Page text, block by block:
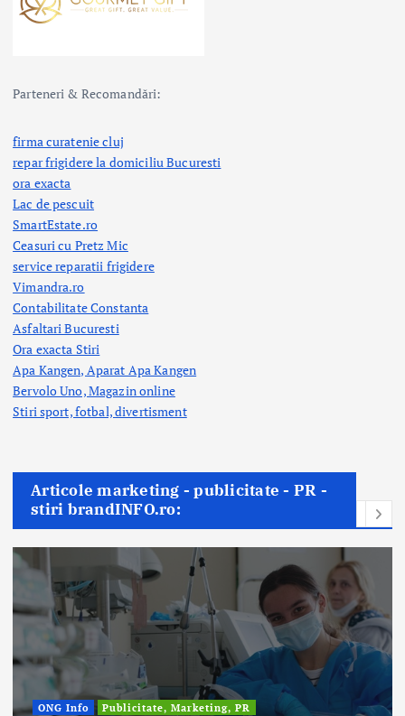
Parteneri & Recomandări:
firma curatenie cluj
repar frigidere la domiciliu Bucuresti
ora exacta
Lac de pescuit
SmartEstate.ro
Ceasuri cu Pretz Mic
service reparatii frigidere
Vimandra.ro
Contabilitate Constanta
Asfaltari Bucuresti
Ora exacta Stiri
Apa Kangen, Aparat Apa Kangen
Bervolo Uno, Magazin online
Stiri sport, fotbal,divertisment
Articole marketing - publicitate - PR -
stiri brandINFO.ro:
ONG Info Publicitate, Marketing, PR